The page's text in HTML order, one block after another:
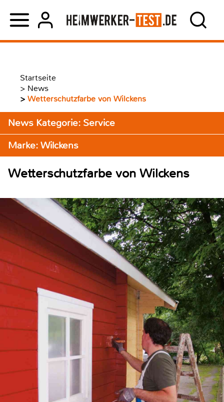
Startseite
> News
> Wetterschutzfarbe von Wilckens
News Kategorie: Service
Marke: Wilckens
Wetterschutzfarbe von Wilckens